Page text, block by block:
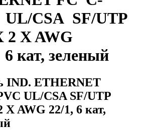
CSA SF/UTP
2 X AWG
кат, зеленый
IND. ETHERNET
UL/CSA SF/UTP
X AWG 22/1, 6 кат,